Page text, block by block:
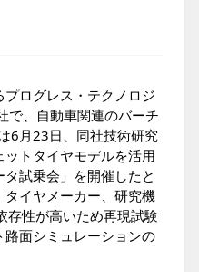
ログレス・テクノロジ
で、自動車関連のバーチ
6月23日、同社技術研究
トタイヤモデルを活用
試乗会」を開催したと
イヤメーカー、研究機
存性が高いため再現試験
面シミュレーションの